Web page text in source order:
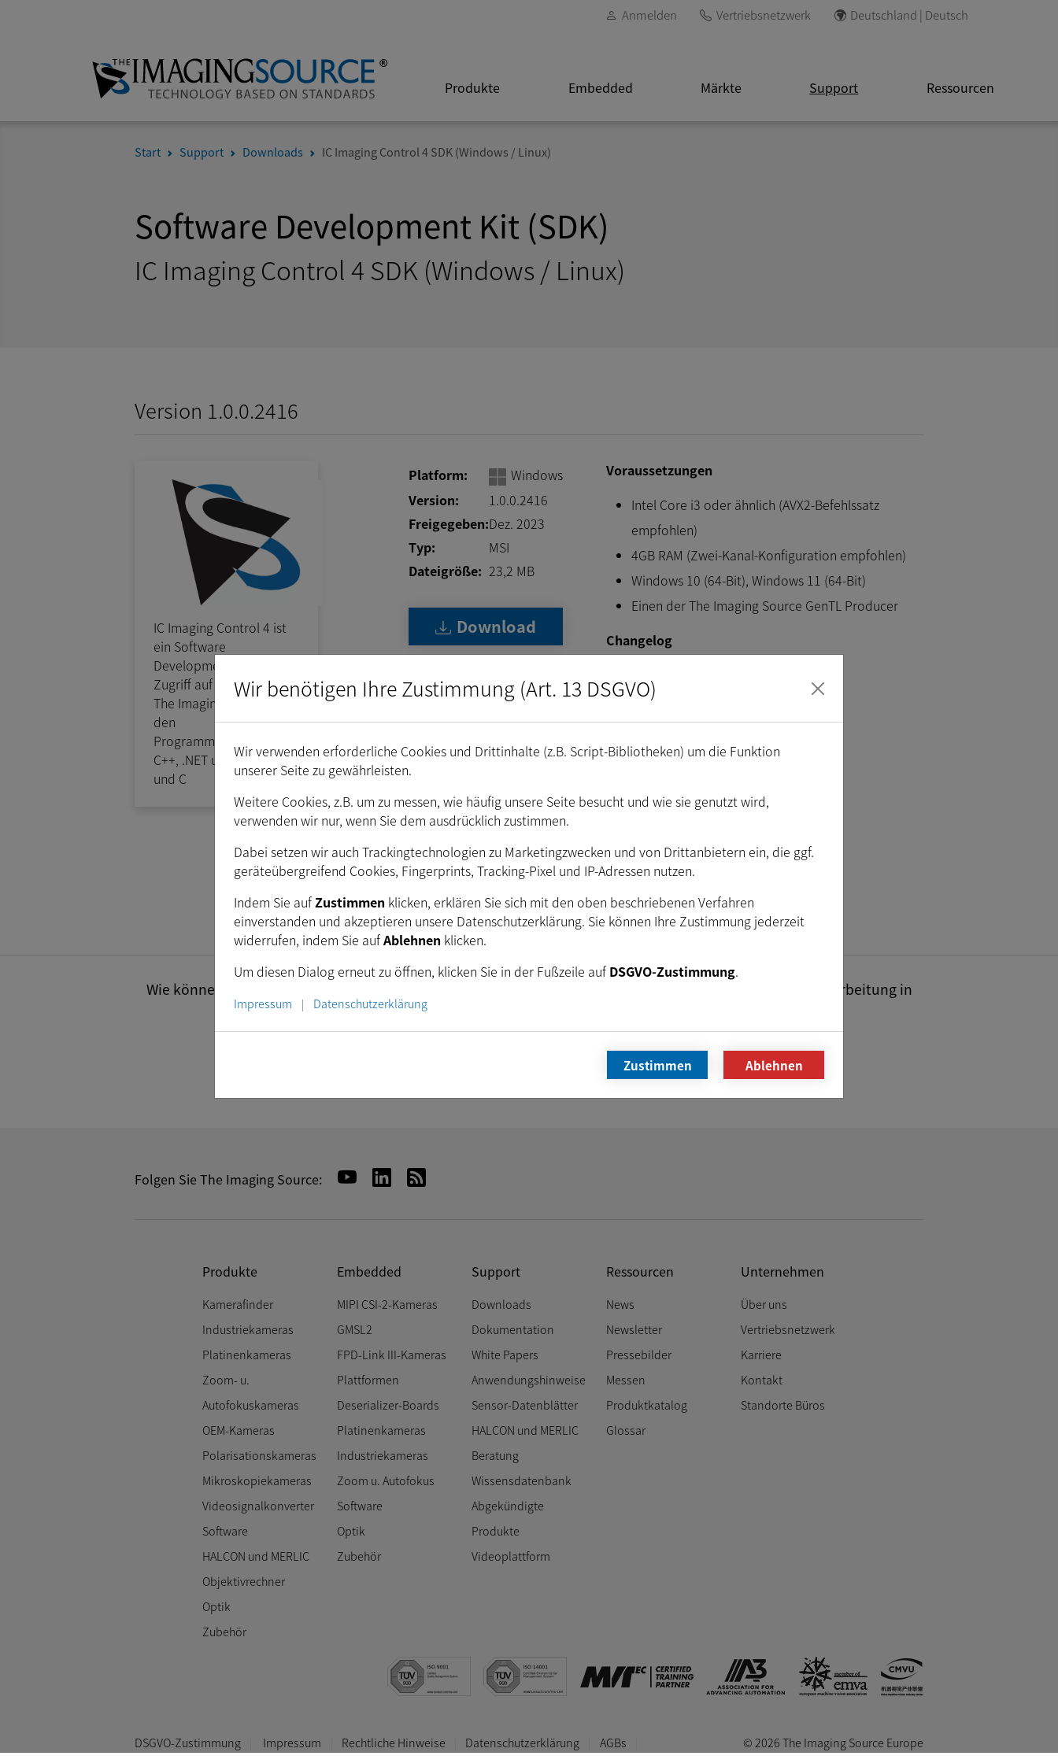
Anmelden Vertriebsnetzwerk Deutschland | Deutsch
Produkte Embedded Märkte Support Ressourcen
Start Support Downloads IC Imaging Control 4 SDK (Windows / Linux)
Software Development Kit (SDK)
IC Imaging Control 4 SDK (Windows / Linux)
Version 1.0.0.2416
IC Imaging Control 4 ist
ein Software
Development Kit für den
Zugriff auf Kameras von
The Imaging Source in
den
Programmiersprachen
C++, .NET und Python
und C
Platform:
Windows
Version:
1.0.0.2416
Freigegeben:Dez. 2023
Typ:
MSI
Dateigröße: 23,2 MB
Download
Voraussetzungen
Intel Core i3 oder ähnlich (AVX2-Befehlssatz
empfohlen)
4GB RAM (Zwei-Kanal-Konfiguration empfohlen)
Windows 10 (64-Bit), Windows 11 (64-Bit)
Einen der The Imaging Source GenTL Producer
Changelog
Andere Versionen (1.5.3.3316 …
1.0.0.2413)
Wie können wir Ihnen helfen? Setzen Sie sich noch heute mit unseren Ingenieuren für industrielle Bildverarbeitung in
Folgen Sie The Imaging Source:
Produkte
Kamerafinder
Industriekameras
Platinenkameras
Zoom- u.
Autofokuskameras
OEM-Kameras
Polarisationskameras
Mikroskopiekameras
Videosignalkonverter
Software
HALCON und MERLIC
Objektivrechner
Optik
Zubehör
Embedded
MIPI CSI-2-Kameras
GMSL2
FPD-Link III-Kameras
Plattformen
Deserializer-Boards
Platinenkameras
Industriekameras
Zoom u. Autofokus
Software
Optik
Zubehör
Support
Downloads
Dokumentation
White Papers
Anwendungshinweise
Sensor-Datenblätter
HALCON und MERLIC
Beratung
Wissensdatenbank
Abgekündigte
Produkte
Videoplattform
Ressourcen
News
Newsletter
Pressebilder
Messen
Produktkatalog
Glossar
Unternehmen
Über uns
Vertriebsnetzwerk
Karriere
Kontakt
Standorte Büros
DSGVO-Zustimmung Impressum Rechtliche Hinweise Datenschutzerklärung
AGBs
Unternehmenspolitik
© 2026 The Imaging Source Europe
GmbH
Wir benötigen Ihre Zustimmung (Art. 13 DSGVO)
Wir verwenden erforderliche Cookies und Drittinhalte (z.B. Script-Bibliotheken) um die Funktion
unserer Seite zu gewährleisten.
Weitere Cookies, z.B. um zu messen, wie häufig unsere Seite besucht und wie sie genutzt wird,
verwenden wir nur, wenn Sie dem ausdrücklich zustimmen.
Dabei setzen wir auch Trackingtechnologien zu Marketingzwecken und von Drittanbietern ein, die ggf.
geräteübergreifend Cookies, Fingerprints, Tracking-Pixel und IP-Adressen nutzen.
Indem Sie aufZustimmen klicken, erklären Sie sich mit den oben beschriebenen Verfahren
einverstanden und akzeptieren unsere Datenschutzerklärung. Sie können Ihre Zustimmung jederzeit
widerrufen, indem Sie aufAblehnen klicken.
Um diesen Dialog erneut zu öffnen, klicken Sie in der Fußzeile auf DSGVO-Zustimmung.
Impressum | Datenschutzerklärung
Zustimmen Ablehnen